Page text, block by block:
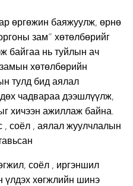
өргөжин баяжуулж, өрнө
зам” хөтөлбөрийг
байгаа нь туйлын ач
хөтөлбөрийн
тулд бид аялал
чадвараа дээшлүүлж,
хичээн ажиллаж байна.
, соёл , аялал жуулчлалын
соёл , иргэншил
үлдэх хөгжлийн шинэ